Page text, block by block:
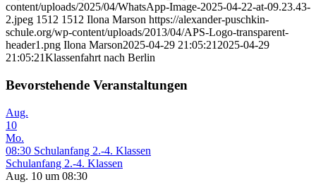
content/uploads/2025/04/WhatsApp-Image-2025-04-22-at-09.23.43-
2.jpeg 1512 1512 Ilona Marson https://alexander-puschkin-
schule.org/wp-content/uploads/2013/04/APS-Logo-transparent-
header1.png Ilona Marson2025-04-29 21:05:21 2025-04-29
21:05:21Klassenfahrt nach Berlin
Bevorstehende Veranstaltungen
Aug.
10
Mo.
08:30 Schulanfang 2.-4. Klassen
Schulanfang 2.-4. Klassen
Aug. 10 um 08:30